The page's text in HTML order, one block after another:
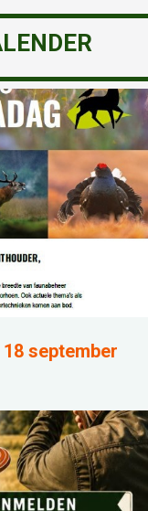
september